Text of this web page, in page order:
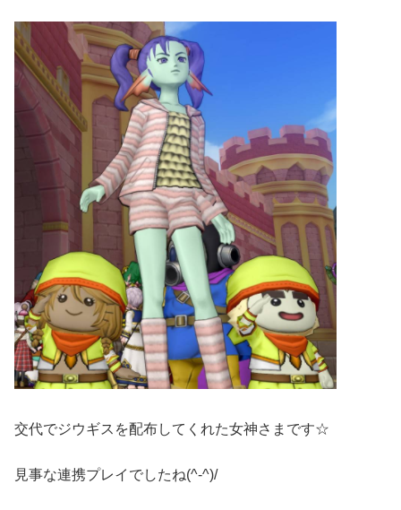
交代でジウギスを配布してくれた女神さまです☆
見事な連携プレイでしたね(^-^)/